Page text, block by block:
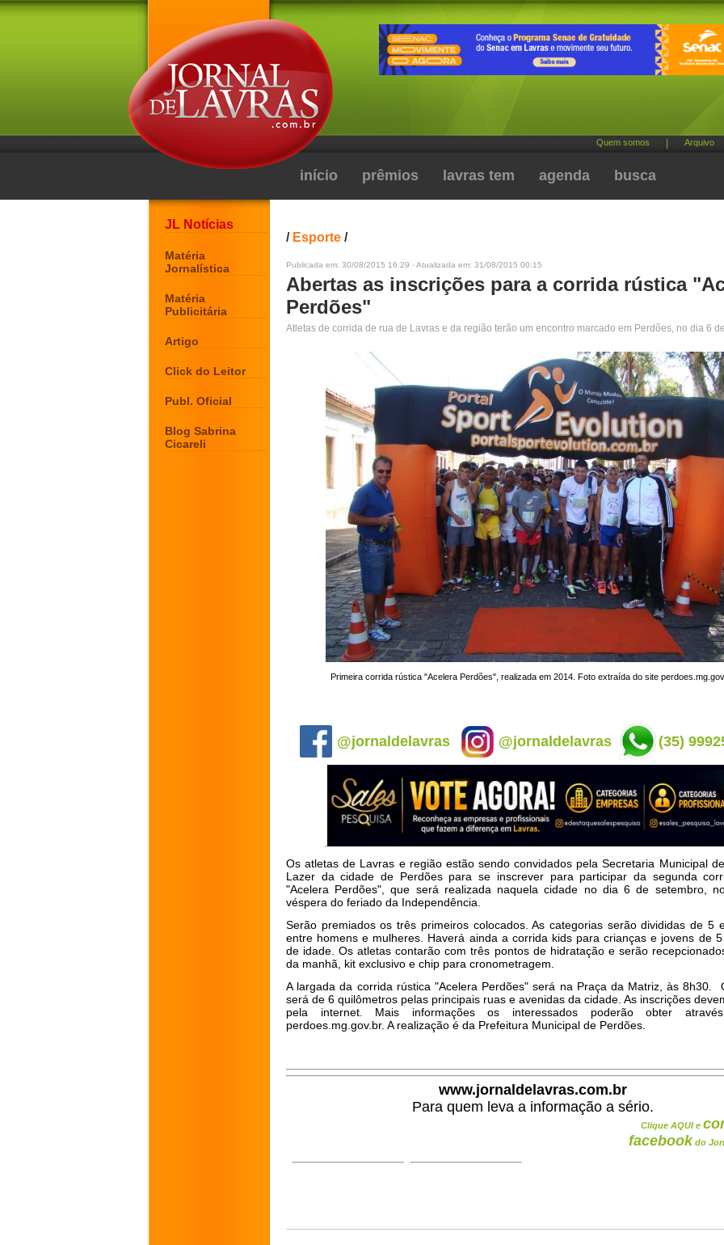
Quem somos Arquivo
início prêmios lavras tem agenda busca
JL Notícias
Matéria
Jornalística
Matéria
Publicitária
Artigo
Click do Leitor
Publ. Oficial
Blog Sabrina
Cicareli
/ Esporte /
Publicada em: 30/08/2015 16:29 - Atualizada em: 31/08/2015 00:15
Abertas as inscrições para a corrida rústica
Perdões"
Atletas de corrida de rua de Lavras e da região terão um encontro marcado em Perdões, no dia 6
Primeira corrida rústica "Acelera Perdões", realizada em 2014. Foto extraída do site
@jornaldelavras @jornaldelavras (35)
Os atletas de Lavras e região estão sendo convidados pela Secretaria Municipal
Lazer da cidade de Perdões para se inscrever para participar da segunda
"Acelera Perdões", que será realizada naquela cidade no dia 6 de setembro,
véspera do feriado da Independência.
Serão premiados os três primeiros colocados. As categorias serão divididas de 5
entre homens e mulheres. Haverá ainda a corrida kids para crianças e jovens de
de idade. Os atletas contarão com três pontos de hidratação e serão
da manhã, kit exclusivo e chip para cronometragem.
A largada da corrida rústica "Acelera Perdões" será na Praça da Matriz, às 8h30.
será de 6 quilômetros pelas principais ruas e avenidas da cidade. As inscrições
pela internet. Mais informações os interessados poderão obter
perdoes.mg.gov.br. A realização é da Prefeitura Municipal de Perdões.
www.jornaldelavras.com.br
Para quem leva a informação a sério.
Clique AQUI e
facebook do